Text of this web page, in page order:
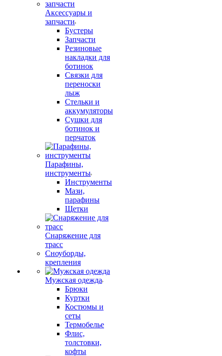
Аксессуары и
запчасти
Бустеры
Запчасти
Резиновые
накладки для
ботинок
Связки для
переноски
лыж
Стельки и
аккумуляторы
Сушки для
ботинок и
перчаток
Парафины,
инструменты
Инструменты
Мази,
парафины
Щетки
Снаряжение для
трасс
Сноуборды,
крепления
Мужская одежда
Брюки
Куртки
Костюмы и
сеты
Термобелье
Флис,
толстовки,
кофты